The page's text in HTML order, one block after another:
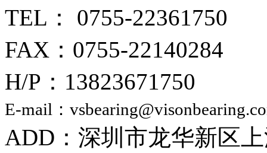
TEL： 0755-22361750
FAX：0755-22140284
H/P：13823671750
E-mail：
ADD：深圳市龙华新区